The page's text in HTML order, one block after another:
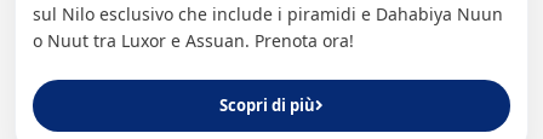
sul Nilo esclusivo che include i piramidi e Dahabiya Nuun
o Nuut tra Luxor e Assuan. Prenota ora!
Scopri di più